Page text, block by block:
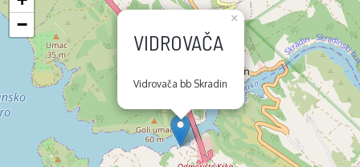
VIDROVAČA
Vidrovača bb Skradin
×
−